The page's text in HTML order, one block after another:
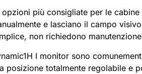
opzioni più consigliate per le
e lasciano il campo
non richiedono
I monitor sono
posizione totalmente regolabile e